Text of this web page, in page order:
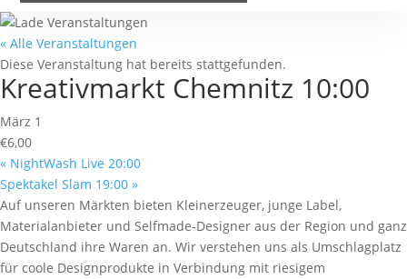
« Alle Veranstaltungen
Diese Veranstaltung hat bereits stattgefunden.
Kreativmarkt Chemnitz 10:00
März 1
€6,00
« NightWash Live 20:00
Spektakel Slam 19:00 »
Auf unseren Märkten bieten Kleinerzeuger, junge Label,
Materialanbieter und Selfmade-Designer aus der Region und ganz
Deutschland ihre Waren an. Wir verstehen uns als Umschlagplatz
für coole Designprodukte in Verbindung mit riesigem